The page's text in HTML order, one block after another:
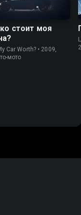
стоит моя
Car Worth? • 2009,
мото